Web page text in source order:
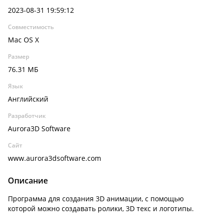
2023-08-31 19:59:12
Совместимость
Mac OS X
Размер
76.31 МБ
Язык
Английский
Разработчик
Aurora3D Software
Сайт
www.aurora3dsoftware.com
Описание
Программа для создания 3D анимации, с помощью
которой можно создавать ролики, 3D текс и логотипы.